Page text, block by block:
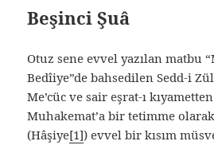
Beşinci Şuâ
Otuz sene evvel yazılan matbu
Bedîiye”de bahsedilen Sedd-i
Me’cüc ve sair eşrat-ı
Muhakemat’a bir tetimme
(Hâşiye[1]) evvel bir kısım